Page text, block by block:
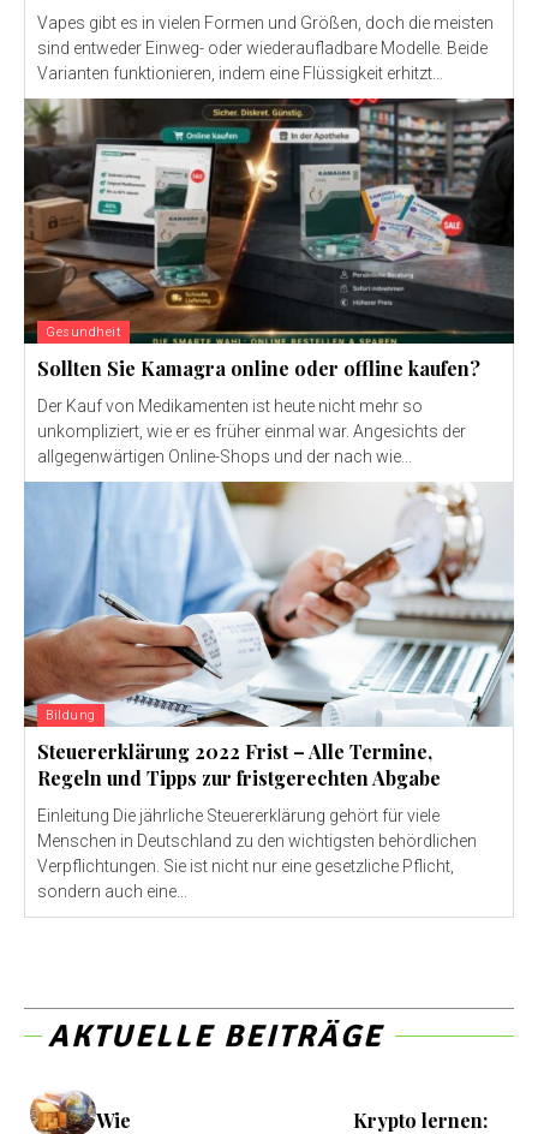
Vapes gibt es in vielen Formen und Größen, doch die meisten
sind entweder Einweg- oder wiederaufladbare Modelle. Beide
Varianten funktionieren, indem eine Flüssigkeit erhitzt...
Gesundheit
Sollten Sie Kamagra online oder offline kaufen?
Der Kauf von Medikamenten ist heute nicht mehr so ​​
unkompliziert, wie er es früher einmal war. Angesichts der
allgegenwärtigen Online-Shops und der nach wie...
Bildung
Steuererklärung 2022 Frist – Alle Termine,
Regeln und Tipps zur fristgerechten Abgabe
Einleitung Die jährliche Steuererklärung gehört für viele
Menschen in Deutschland zu den wichtigsten behördlichen
Verpflichtungen. Sie ist nicht nur eine gesetzliche Pflicht,
sondern auch eine...
AKTUELLE BEITRÄGE
Wie Krypto lernen: